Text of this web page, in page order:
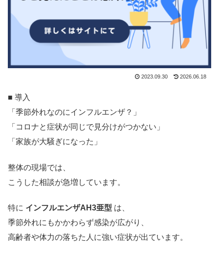
2023.09.30 2026.06.18
■ 導入
「季節外れなのにインフルエンザ？」
「コロナと症状が同じで見分けがつかない」
「家族が大騒ぎになった」
整体の現場では、
こうした相談が急増しています。
特に インフルエンザAH3亜型 は、
季節外れにもかかわらず感染が広がり、
高齢者や体力の落ちた人に強い症状が出ています。